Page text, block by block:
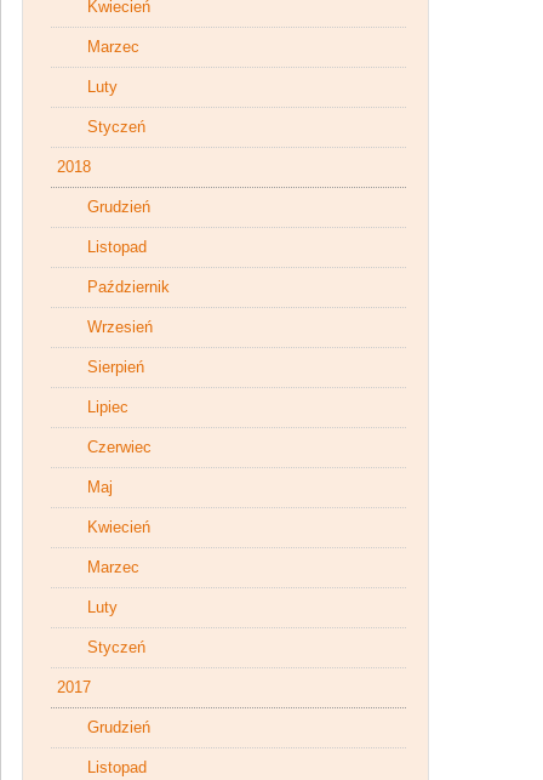
Kwiecień
Marzec
Luty
Styczeń
2018
Grudzień
Listopad
Październik
Wrzesień
Sierpień
Lipiec
Czerwiec
Maj
Kwiecień
Marzec
Luty
Styczeń
2017
Grudzień
Listopad